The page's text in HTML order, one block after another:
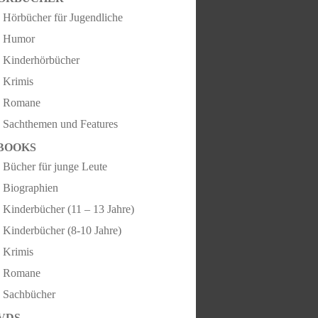
Hörbücher für Jugendliche
Humor
Kinderhörbücher
Krimis
Romane
Sachthemen und Features
Bücher für junge Leute
Biographien
Kinderbücher (11 – 13 Jahre)
Kinderbücher (8-10 Jahre)
Krimis
Romane
Sachbücher